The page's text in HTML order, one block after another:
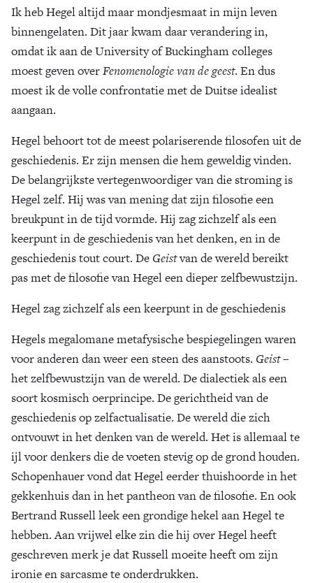
Ik heb Hegel altijd maar mondjesmaat in mijn leven
binnengelaten. Dit jaar kwam daar verandering in,
omdat ik aan de University of Buckingham colleges
moest geven overFenomenologie van de geest. En dus
moest ik de volle confrontatie met de Duitse idealist
aangaan.
Hegel behoort tot de meest polariserende filosofen uit de
geschiedenis. Er zijn mensen die hem geweldig vinden.
De belangrijkste vertegenwoordiger van die stroming is
Hegel zelf. Hij was van mening dat zijn filosofie een
breukpunt in de tijd vormde. Hij zag zichzelf als een
keerpunt in de geschiedenis van het denken, en in de
geschiedenis tout court. De Geistvan de wereld bereikt
pas met de filosofie van Hegel een dieper zelfbewustzijn.
Hegel zag zichzelf als een keerpunt in de geschiedenis
Hegels megalomane metafysische bespiegelingen waren
voor anderen dan weer een steen des aanstoots. Geist–
het zelfbewustzijn van de wereld. De dialectiek als een
soort kosmisch oerprincipe. De gerichtheid van de
geschiedenis op zelfactualisatie. De wereld die zich
ontvouwt in het denken van de wereld. Het is allemaal te
ijl voor denkers die de voeten stevig op de grond houden.
Schopenhauer vond dat Hegel eerder thuishoorde in het
gekkenhuis dan in het pantheon van de filosofie. En ook
Bertrand Russell leek een grondige hekel aan Hegel te
hebben. Aan vrijwel elke zin die hij over Hegel heeft
geschreven merk je dat Russell moeite heeft om zijn
ironie en sarcasme te onderdrukken.